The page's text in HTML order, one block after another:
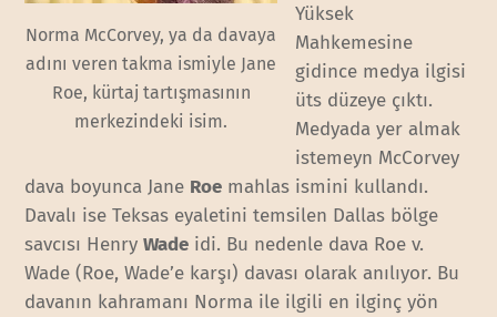
Norma McCorvey, ya da davaya
adını veren takma ismiyle Jane
Roe, kürtaj tartışmasının
merkezindeki isim.
Yüksek
Mahkemesine
gidince medya ilgisi
üts düzeye çıktı.
Medyada yer almak
istemeyn McCorvey
dava boyunca Jane Roe mahlas ismini kullandı.
Davalı ise Teksas eyaletini temsilen Dallas bölge
savcısı HenryWade idi. Bu nedenle dava Roe v.
Wade (Roe, Wade’e karşı) davası olarak anılıyor. Bu
davanın kahramanı Norma ile ilgili en ilginç yön